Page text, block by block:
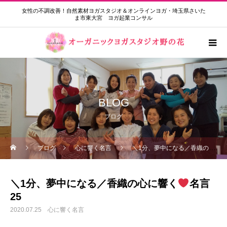
女性の不調改善！自然素材ヨガスタジオ＆オンラインヨガ・埼玉県さいた
ま市東大宮 ヨガ起業コンサル
BLOG
ブログ
ブログ 心に響く名言 ＼1分、夢中になる／香織の心に響く
＼1分、夢中になる／香織の心に響く
名言
25
2020.07.25 心に響く名言